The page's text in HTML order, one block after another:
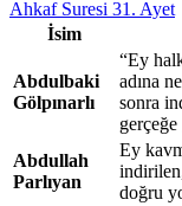
Ahkaf Suresi 31. Ayet
İsim
Abdulbaki
Gölpınarlı
“Ey
adına
sonra
Abdullah
Parlıyan
Ey
doğru